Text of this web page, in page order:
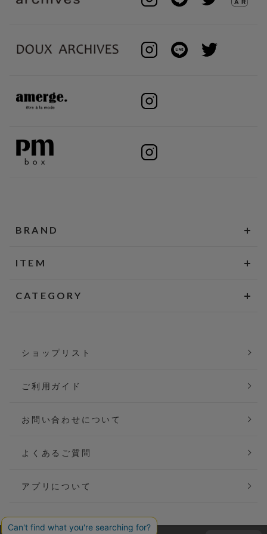
BRAND
ITEM
CATEGORY
ショップリスト
ご利用ガイド
お問い合わせについて
よくあるご質問
アプリについて